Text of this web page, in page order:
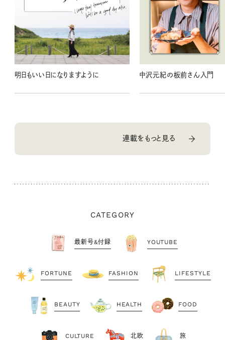
明日もいい日になりますように 中沢元紀の板前さん入門
連載をもっと見る
CATEGORY
最新号&付録 YOUTUBE
FORTUNE FASHION LIFESTYLE
BEAUTY HEALTH FOOD
CULTURE 北欧 旅